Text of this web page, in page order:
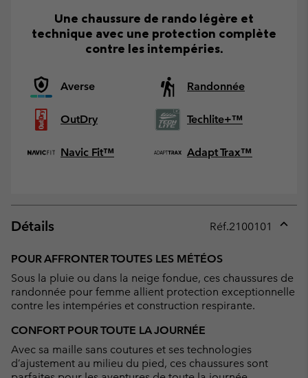
Une chaussure de rando légère et
technique avec une protection complète
contre les intempéries.
Averse Randonnée
OutDry Techlite+™
Navic Fit™ Adapt Trax™
Détails Réf.2100101
POUR AFFRONTER TOUTES LES MÉTÉOS
Sous la pluie ou dans la neige fondue, ces chaussures de
randonnée pour femme allient protection exceptionnelle
contre les intempéries et construction respirante.
CONFORT POUR TOUTE LA JOURNÉE
Avec sa maille sans coutures et ses technologies
d’ajustement au milieu du pied, ces chaussures sont